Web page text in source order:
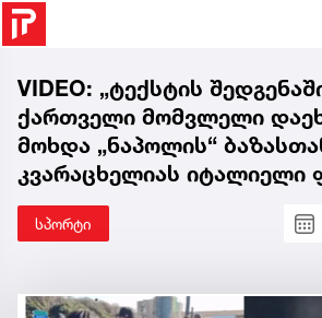
VIDEO: „ტექსტის
ქართველი მომვლელი
მოხდა „ნაპოლის“
კვარაცხელიას იტალიელი
სპორტი